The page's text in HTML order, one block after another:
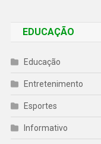
EDUCAÇÃO
Educação
Entretenimento
Esportes
Informativo